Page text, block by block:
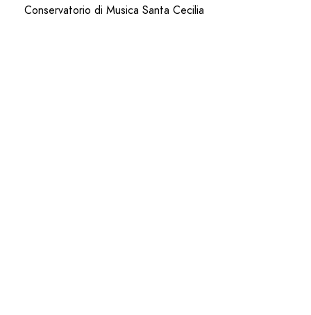
Conservatorio di Musica Santa Cecilia